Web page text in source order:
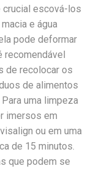
crucial escová-los
e água
pode deformar
recomendável
de recolocar os
de alimentos
uma limpeza
imersos em
ou em uma
de 15 minutos.
que podem se